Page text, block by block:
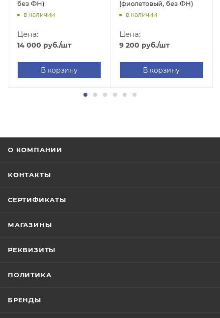
без ФН)
в наличии
Цена:
14 000 руб./шт
В корзину
(фиолетовый, без ФН)
в наличии
Цена:
9 200 руб./шт
В корзину
О КОМПАНИИ
КОНТАКТЫ
СЕРТИФИКАТЫ
МАГАЗИНЫ
РЕКВИЗИТЫ
ПОЛИТИКА
БРЕНДЫ